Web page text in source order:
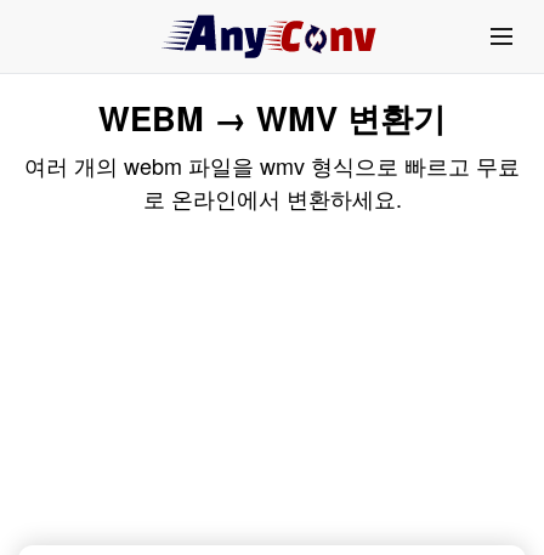
WEBM → WMV 변환기
여러 개의 webm 파일을 wmv 형식으로 빠르고 무료
로 온라인에서 변환하세요.